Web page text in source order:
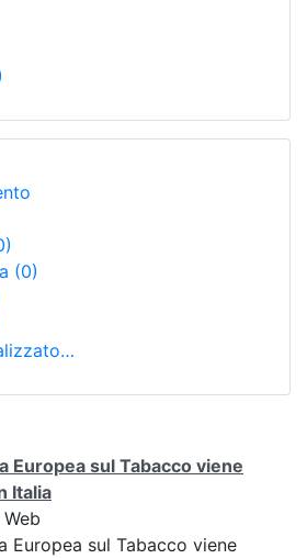
(0)
Europea sul Tabacco viene
Italia
Europea sul Tabacco viene